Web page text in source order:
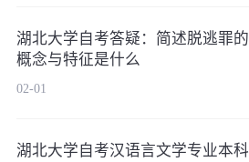
湖北大学自考答疑：简述脱逃罪的
概念与特征是什么
02-01
湖北大学自考汉语言文学专业本科